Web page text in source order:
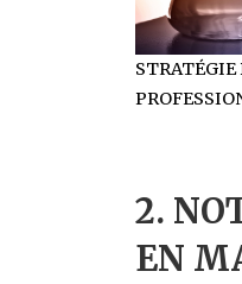
STRATÉGIE
2.
EN